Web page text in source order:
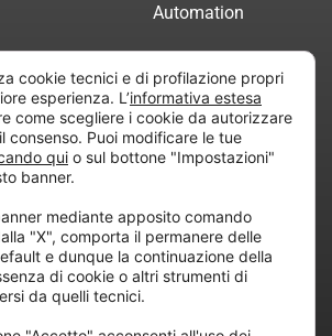
Automation
Servizi di
Consulenza
Certificata
e coordinamento di “Project
P. IVA / CF 07165600961 – All
cookie tecnici e di profilazione propri
esperienza. L’informativa estesa
come scegliere i cookie da autorizzare
consenso. Puoi modificare le tue
qui o sul bottone "Impostazioni"
banner.
mediante apposito comando
"X", comporta il permanere delle
e dunque la continuazione della
di cookie o altri strumenti di
da quelli tecnici.